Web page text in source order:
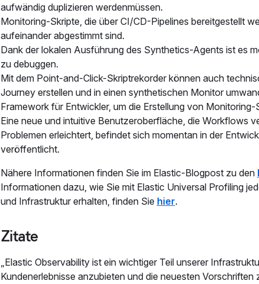
aufwändig duplizieren werdenmüssen.
Monitoring-Skripte, die über CI/CD-Pipelines bereitgestellt
aufeinander abgestimmt sind.
Dank der lokalen Ausführung des Synthetics-Agents ist es
zu debuggen.
Mit dem Point-and-Click-Skriptrekorder können auch
Journey erstellen und in einen synthetischen Monitor
Framework für Entwickler, um die Erstellung von
Eine neue und intuitive Benutzeroberfläche, die Workflows
Problemen erleichtert, befindet sich momentan in der
veröffentlicht.
Nähere Informationen finden Sie im Elastic-Blogpost zu den
Informationen dazu, wie Sie mit Elastic Universal Profiling
und Infrastruktur erhalten, finden Sie hier.
Zitate
„Elastic Observability ist ein wichtiger Teil unserer
Kundenerlebnisse anzubieten und die neuesten